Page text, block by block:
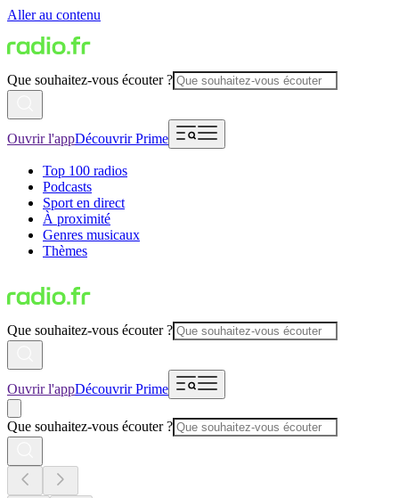
Aller au contenu
Que souhaitez-vous écouter ?
Ouvrir l'appDécouvrir Prime
Top 100 radios
Podcasts
Sport en direct
À proximité
Genres musicaux
Thèmes
Que souhaitez-vous écouter ?
Ouvrir l'appDécouvrir Prime
Que souhaitez-vous écouter ?